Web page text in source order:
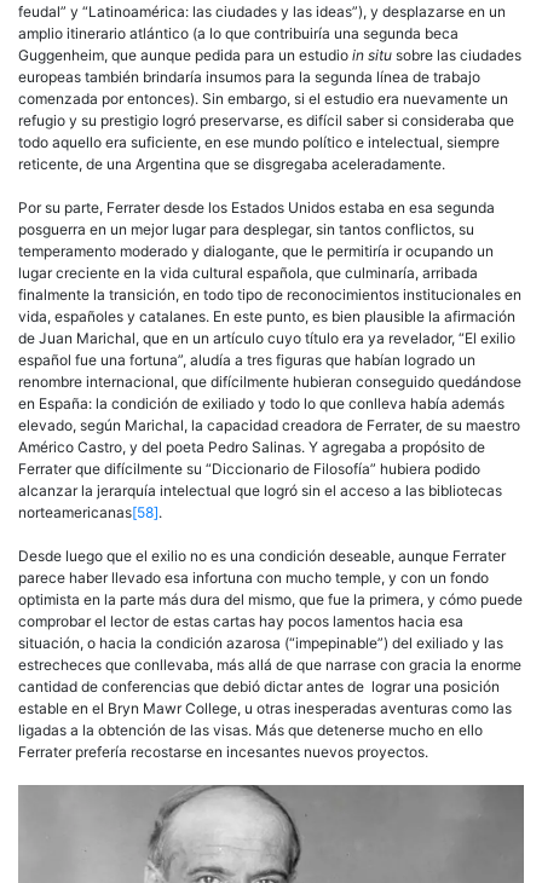
feudal” y “Latinoamérica: las ciudades y las ideas”), y desplazarse en un
amplio itinerario atlántico (a lo que contribuiría una segunda beca
Guggenheim, que aunque pedida para un estudio in situ sobre las ciudades
europeas también brindaría insumos para la segunda línea de trabajo
comenzada por entonces). Sin embargo, si el estudio era nuevamente un
refugio y su prestigio logró preservarse, es difícil saber si consideraba que
todo aquello era suficiente, en ese mundo político e intelectual, siempre
reticente, de una Argentina que se disgregaba aceleradamente.
Por su parte, Ferrater desde los Estados Unidos estaba en esa segunda
posguerra en un mejor lugar para desplegar, sin tantos conflictos, su
temperamento moderado y dialogante, que le permitiría ir ocupando un
lugar creciente en la vida cultural española, que culminaría, arribada
finalmente la transición, en todo tipo de reconocimientos institucionales en
vida, españoles y catalanes. En este punto, es bien plausible la afirmación
de Juan Marichal, que en un artículo cuyo título era ya revelador, “El exilio
español fue una fortuna”, aludía a tres figuras que habían logrado un
renombre internacional, que difícilmente hubieran conseguido quedándose
en España: la condición de exiliado y todo lo que conlleva había además
elevado, según Marichal, la capacidad creadora de Ferrater, de su maestro
Américo Castro, y del poeta Pedro Salinas. Y agregaba a propósito de
Ferrater que difícilmente su “Diccionario de Filosofía” hubiera podido
alcanzar la jerarquía intelectual que logró sin el acceso a las bibliotecas
norteamericanas[58].
Desde luego que el exilio no es una condición deseable, aunque Ferrater
parece haber llevado esa infortuna con mucho temple, y con un fondo
optimista en la parte más dura del mismo, que fue la primera, y cómo puede
comprobar el lector de estas cartas hay pocos lamentos hacia esa
situación, o hacia la condición azarosa (“impepinable”) del exiliado y las
estrecheces que conllevaba, más allá de que narrase con gracia la enorme
cantidad de conferencias que debió dictar antes de lograr una posición
estable en el Bryn Mawr College, u otras inesperadas aventuras como las
ligadas a la obtención de las visas. Más que detenerse mucho en ello
Ferrater prefería recostarse en incesantes nuevos proyectos.